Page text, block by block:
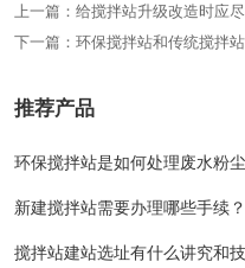
上一篇： 给搅拌站升级改造时应
下一篇： 环保搅拌站和传统搅拌
推荐产品
环保搅拌站是如何处理废水粉
新建搅拌站需要办理哪些手续？
搅拌站建站选址有什么讲究和